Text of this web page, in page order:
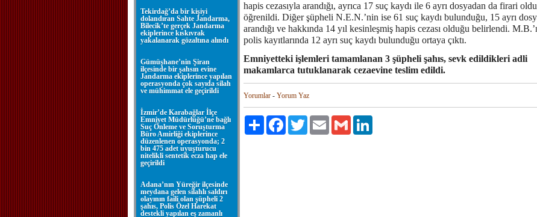
Tekirdağ’da bir kişiyi
dolandıran Sahte Jandarma,
Bilecik’te gerçek Jandarma
ekiplerince kıskıvrak
yakalanarak gözaltına alındı
Gümüşhane’nin Şiran
ilçesinde bir şahsın evine
Jandarma ekiplerince yapılan
operasyonda çok sayıda silah
ve mühimmat ele geçirildi
İzmir’de Karabağlar İlçe
Emniyet Müdürlüğü’ne bağlı
Suç Önleme ve Soruşturma
Büro Amirliği ekiplerince
düzenlenen operasyonda; 2
bin 475 adet uyuşturucu
nitelikli sentetik ecza hap ele
geçirildi
Adana’nın Yüreğir ilçesinde
meydana gelen silahlı saldırı
olayının faili olan şüpheli 2
şahıs, Polis Özel Harekat
destekli yapılan eş zamanlı
hapis cezasıyla arandığı, ayrıca 17 suç kaydı ile 6 ayrı dosyadan da firari
öğrenildi. Diğer şüpheli N.E.N.’nin ise 61 suç kaydı bulunduğu, 15 ayrı
arandığı ve hakkında 14 yıl kesinleşmiş hapis cezası olduğu belirlendi.
polis kayıtlarında 12 ayrı suç kaydı bulunduğu ortaya çıktı.
Emniyetteki işlemleri tamamlanan 3 şüpheli şahıs, sevk edildikleri adli
makamlarca tutuklanarak cezaevine teslim edildi.
Yorumlar - Yorum Yaz
Paylaş FacebookTwitter Email Gmail